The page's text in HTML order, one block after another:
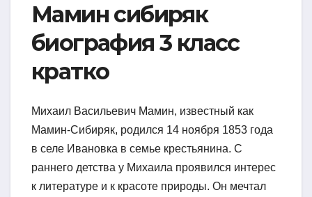
Мамин сибиряк
биография 3 класс
кратко
Михаил Васильевич Мамин, известный как
Мамин-Сибиряк, родился 14 ноября 1853 года
в селе Ивановка в семье крестьянина. С
раннего детства у Михаила проявился интерес
к литературе и к красоте природы. Он мечтал